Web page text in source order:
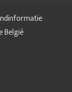
België